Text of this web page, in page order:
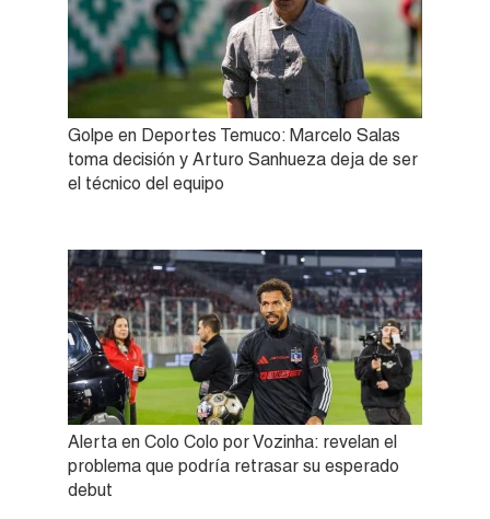
Golpe en Deportes Temuco: Marcelo Salas
toma decisión y Arturo Sanhueza deja de ser
el técnico del equipo
Alerta en Colo Colo por Vozinha: revelan el
problema que podría retrasar su esperado
debut